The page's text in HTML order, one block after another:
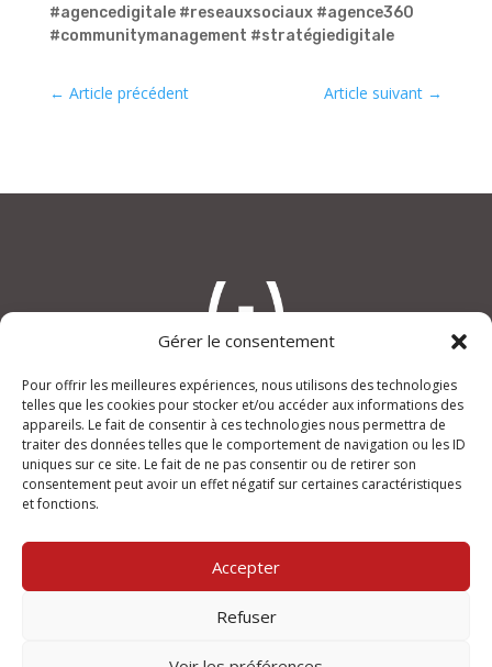
Gérer le consentement
Pour offrir les meilleures expériences, nous utilisons des technologies
telles que les cookies pour stocker et/ou accéder aux informations des
appareils. Le fait de consentir à ces technologies nous permettra de
traiter des données telles que le comportement de navigation ou les ID
uniques sur ce site. Le fait de ne pas consentir ou de retirer son
consentement peut avoir un effet négatif sur certaines caractéristiques
et fonctions.
Accepter
Refuser
#agencedigitale #reseauxsociaux #agence360
#communitymanagement #stratégiedigitale
← Article précédent Article suivant →
An(i)mage
“Le Verdi”, rue Joseph Lafond
13400 AUBAGNE
de 9h à 12h et de 14h à 18h.